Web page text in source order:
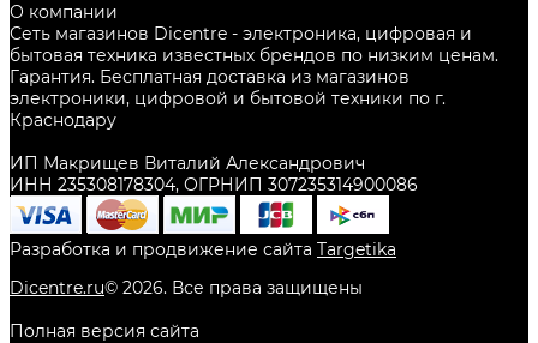
О компании
Сеть магазинов Dicentre - электроника, цифровая и
бытовая техника известных брендов по низким ценам.
Гарантия. Бесплатная доставка из магазинов
электроники, цифровой и бытовой техники по г.
Краснодару
ИП Макрищев Виталий Александрович
ИНН 235308178304, ОГРНИП 307235314900086
Разработка и продвижение сайта Targetika
Dicentre.ru© 2026. Все права защищены
Полная версия сайта